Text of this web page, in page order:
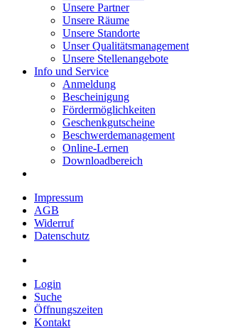
Unsere Partner
Unsere Räume
Unsere Standorte
Unser Qualitätsmanagement
Unsere Stellenangebote
Info und Service
Anmeldung
Bescheinigung
Fördermöglichkeiten
Geschenkgutscheine
Beschwerdemanagement
Online-Lernen
Downloadbereich
Impressum
AGB
Widerruf
Datenschutz
Login
Suche
Öffnungszeiten
Kontakt